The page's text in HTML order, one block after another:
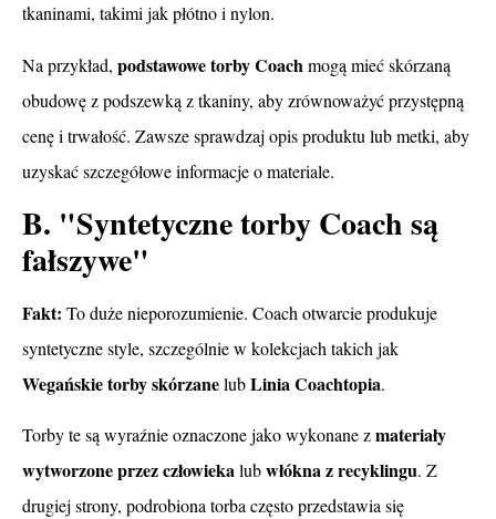
tkaninami, takimi jak płótno i nylon.
Na przykład, podstawowe torby Coachmogą mieć skórzaną
obudowę z podszewką z tkaniny, aby zrównoważyć przystępną
cenę i trwałość. Zawsze sprawdzaj opis produktu lub metki, aby
uzyskać szczegółowe informacje o materiale.
B. "Syntetyczne torby Coach są
fałszywe"
Fakt: To duże nieporozumienie. Coach otwarcie produkuje
syntetyczne style, szczególnie w kolekcjach takich jak
Wegańskie torby skórzanelubLinia Coachtopia.
Torby te są wyraźnie oznaczone jako wykonane zmateriały
wytworzone przez człowiekalubwłókna z recyklingu. Z
drugiej strony, podrobiona torba często przedstawia się